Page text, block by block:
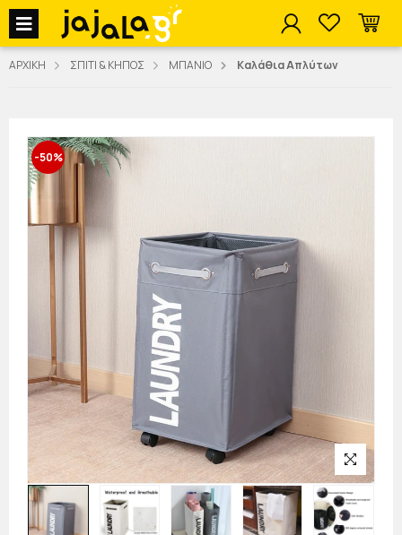
jajala Menu
ΑΡΧΙΚΗ ΣΠΙΤΙ & ΚΗΠΟΣ ΜΠΑΝΙΟ Καλάθια Απλύτων
-50%